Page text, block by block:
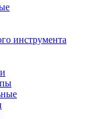
инструмента